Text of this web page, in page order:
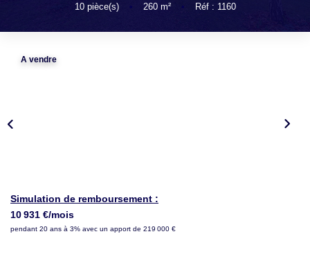
LOUER
10pièce(s) 260m² Réf : 1160
A vendre
Simulation de remboursement :
10 931 €/mois
pendant 20 ans à 3% avec un apport de 219 000 €